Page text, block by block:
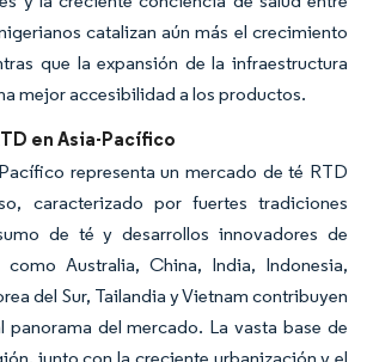
catalizan aún más el crecimiento
que la expansión de la infraestructura
mejor accesibilidad a los productos.
en Asia-Pacífico
representa un mercado de té RTD
caracterizado por fuertes tradiciones
de té y desarrollos innovadores de
como Australia, China, India, Indonesia,
del Sur, Tailandia y Vietnam contribuyen
panorama del mercado. La vasta base de